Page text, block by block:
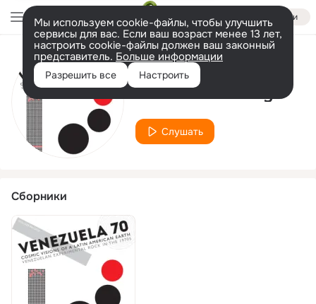
Войти
Мы используем cookie-файлы, чтобы улучшить
сервисы для вас. Если ваш возраст менее 13 лет,
настроить cookie-файлы должен ваш законный
представитель. Больше информации
Разрешить все Настроить
Исполнитель
Fernando Yvosky
Слушать
Сборники